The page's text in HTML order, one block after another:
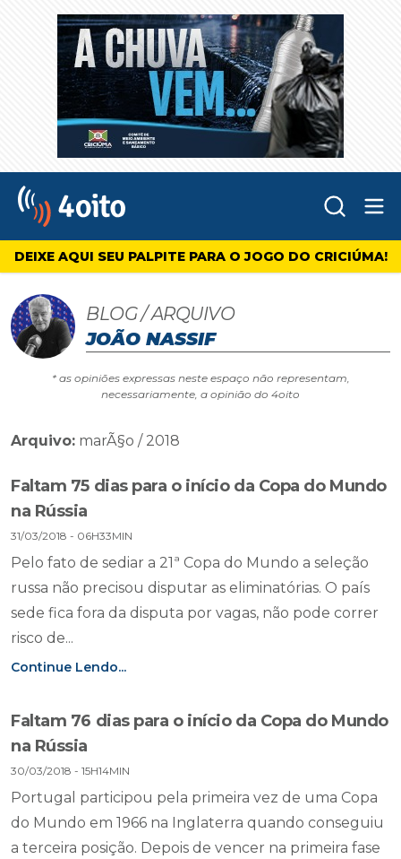
4oito
DEIXE AQUI SEU PALPITE PARA O JOGO DO CRICIÚMA!
BLOG / ARQUIVO
JOÃO NASSIF
* as opiniões expressas neste espaço não representam,
necessariamente, a opinião do 4oito
Arquivo: marÃ§o / 2018
Faltam 75 dias para o início da Copa do Mundo
na Rússia
31/03/2018 - 06H33MIN
Pelo fato de sediar a 21ª Copa do Mundo a seleção
russa não precisou disputar as eliminatórias. O país
sede fica fora da disputa por vagas, não pode correr
risco de...
Continue Lendo...
Faltam 76 dias para o início da Copa do Mundo
na Rússia
30/03/2018 - 15H14MIN
Portugal participou pela primeira vez de uma Copa
do Mundo em 1966 na Inglaterra quando conseguiu
a terceira posição. Depois de vencer na primeira fase